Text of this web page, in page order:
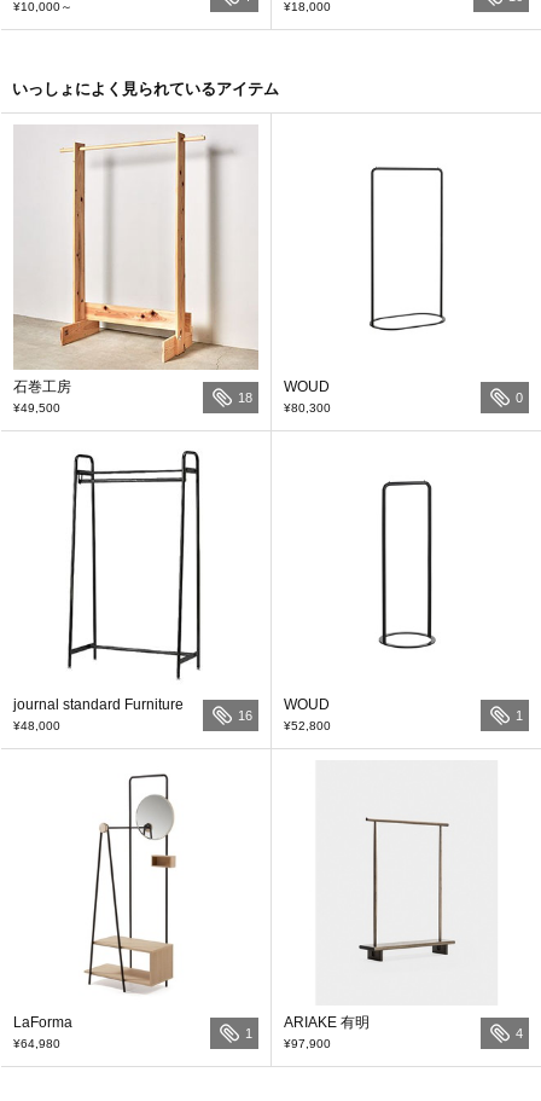
¥10,000～ ¥18,000
いっしょによく見られているアイテム
石巻工房
¥49,500
18
WOUD
¥80,300
0
journal standard Furniture
¥48,000
16
WOUD
¥52,800
1
LaForma
¥64,980
1
ARIAKE 有明
¥97,900
4